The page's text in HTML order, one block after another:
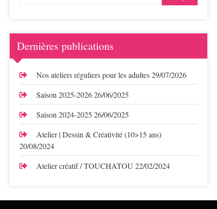
Dernières publications
Nos ateliers réguliers pour les adultes29/07/2026
Saison 2025-202626/06/2025
Saison 2024-2025 26/06/2025
Atelier | Dessin & Créativité (10>15 ans)
20/08/2024
Atelier créatif / TOUCHATOU 22/02/2024